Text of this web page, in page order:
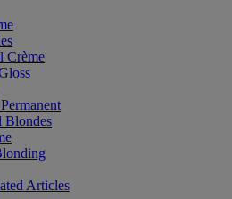
Crème
Blondes
Articles